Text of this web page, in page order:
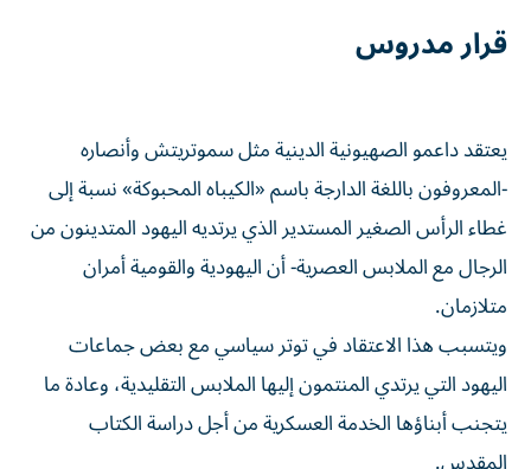
قرار مدروس
يعتقد داعمو الصهيونية الدينية مثل سموتريتش وأنصاره
-المعروفون باللغة الدارجة ​باسم «الكيباه المحبوكة» نسبة إلى
غطاء الرأس الصغير المستدير الذي يرتديه اليهود المتدينون من
الرجال مع الملابس العصرية- أن اليهودية والقومية أمران
متلازمان.
ويتسبب هذا الاعتقاد في ‌توتر سياسي مع بعض جماعات
اليهود التي يرتدي المنتمون إليها الملابس التقليدية، وعادة ما
يتجنب أبناؤها الخدمة العسكرية من أجل دراسة الكتاب